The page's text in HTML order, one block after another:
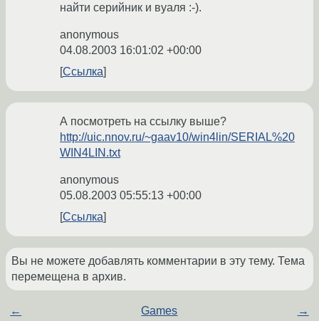
найти серийник и вуаля :-).
anonymous
04.08.2003 16:01:02 +00:00
Ссылка
А посмотреть на ссылку выше?
http://uic.nnov.ru/~gaav10/win4lin/SERIAL%20
WIN4LIN.txt
anonymous
05.08.2003 05:55:13 +00:00
Ссылка
Вы не можете добавлять комментарии в эту тему. Тема
перемещена в архив.
← Games →